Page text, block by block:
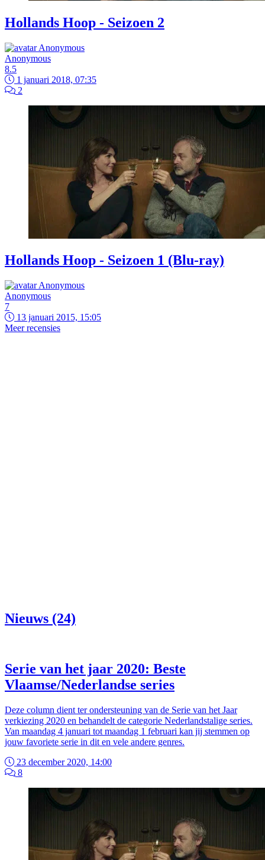
Hollands Hoop - Seizoen 2
Anonymous
8.5
1 januari 2018, 07:35
2
Hollands Hoop - Seizoen 1 (Blu-ray)
Anonymous
7
13 januari 2015, 15:05
Meer recensies
Nieuws (24)
Serie van het jaar 2020: Beste
Vlaamse/Nederlandse series
Deze column dient ter ondersteuning van de Serie van het Jaar
verkiezing 2020 en behandelt de categorie Nederlandstalige series.
Van maandag 4 januari tot maandag 1 februari kan jij stemmen op
jouw favoriete serie in dit en vele andere genres.
23 december 2020, 14:00
8